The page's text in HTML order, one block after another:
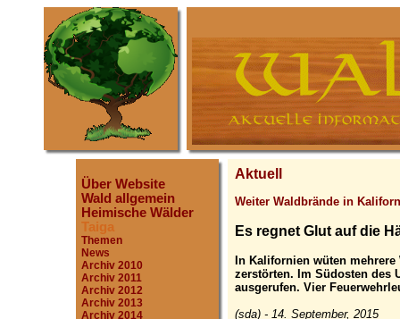
Über Website
Wald allgemein
Heimische Wälder
Taiga
Themen
News
Archiv 2010
Archiv 2011
Archiv 2012
Archiv 2013
Archiv 2014
Aktuell
Weiter Waldbrände in
Es regnet Glut auf die
In Kalifornien wüten mehrere
zerstörten. Im Südosten des
ausgerufen. Vier
(sda) - 14. September, 2015